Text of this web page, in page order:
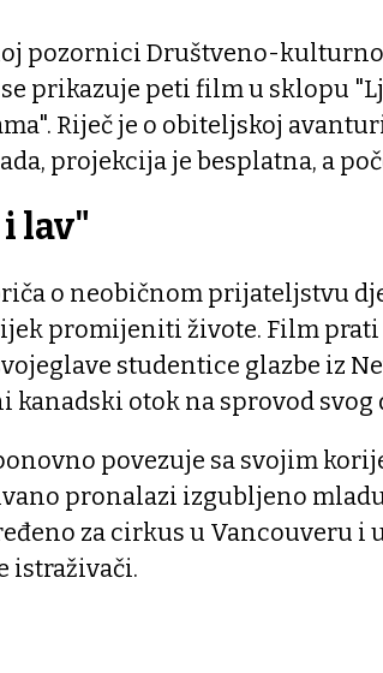
pozornici Društveno-
se prikazuje peti film u sklopu
Riječ je o obiteljskoj
projekcija je besplatna, a
lav"
o neobičnom prijateljstvu
promijeniti živote. Film
studentice glazbe iz
kanadski otok na sprovod svog
povezuje sa svojim
pronalazi izgubljeno
za cirkus u Vancouveru i
istraživači.